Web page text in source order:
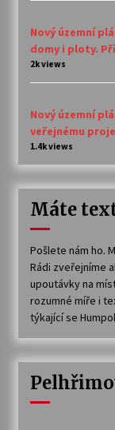
Nový územní
domy i ploty.
2k views
Nový územní
veřejnému
1.4k views
Máte
Pošlete nám ho.
Rádi zveřejníme
upoutávky na
rozumné míře i
týkající se